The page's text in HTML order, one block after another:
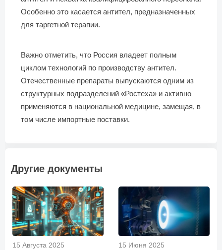
Особенно это касается антител, предназначенных
для таргетной терапии.
Важно отметить, что Россия владеет полным
циклом технологий по производству антител.
Отечественные препараты выпускаются одним из
структурных подразделений «Ростеха» и активно
применяются в национальной медицине, замещая, в
том числе импортные поставки.
Другие документы
15 Августа 2025
15 Июня 2025